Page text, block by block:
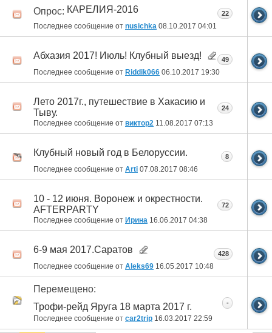
Опрос: КАРЕЛИЯ-2016
Последнее сообщение от nusichka 08.10.2017 04:01
22
Абхазия 2017! Июль! Клубный выезд!
Последнее сообщение от Riddik066 06.10.2017 19:30
49
Лето 2017г., путешествие в Хакасию и
Тыву.
Последнее сообщение от виктор2 11.08.2017 07:13
24
Клубный новый год в Белоруссии.
Последнее сообщение от Arti 07.08.2017 08:46
8
10 - 12 июня. Воронеж и окрестности.
AFTERPARTY
Последнее сообщение от Ирина 16.06.2017 04:38
72
6-9 мая 2017.Саратов
Последнее сообщение от Aleks69 16.05.2017 10:48
428
Перемещено:
Трофи-рейд Яруга 18 марта 2017 г.
Последнее сообщение от car2trip 16.03.2017 22:59
-